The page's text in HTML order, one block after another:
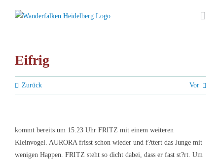
Inhalt
Eifrig
Zurück Vor
kommt bereits um 15.23 Uhr FRITZ mit einem weiteren
Kleinvogel. AURORA frisst schon wieder und f?ttert das Junge mit
wenigen Happen. FRITZ steht so dicht dabei, dass er fast st?rt. Um